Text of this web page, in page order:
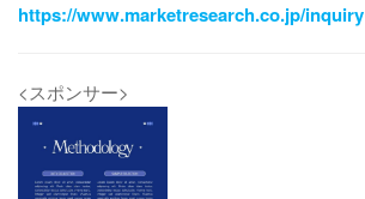
https://www.marketresearch.co.jp/inquiry
<スポンサー>